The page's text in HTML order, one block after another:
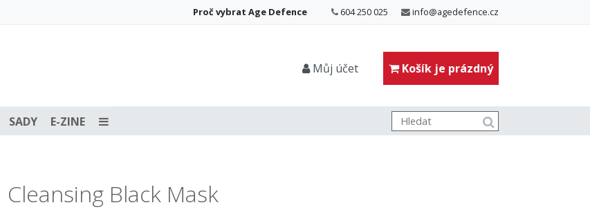
Proč vybrat Age Defence 604 250 025 info@agedefence.cz
Můj účet Košík je prázdný
SADY E-ZINE
Cleansing Black Mask